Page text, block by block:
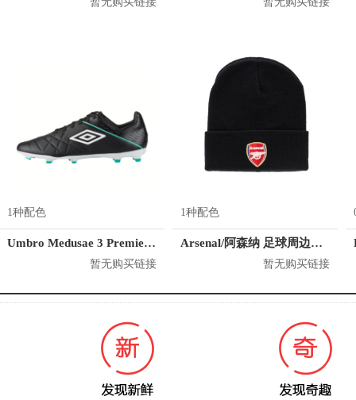
1种配色
Umbro Medusae 3 Premier FG
暂无购买链接
1种配色
Arsenal/阿森纳 足球周边纪念品针织冷帽
暂无购买链接